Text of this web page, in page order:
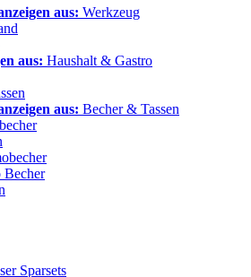
aus: Werkzeug
aus: Haushalt & Gastro
aus: Becher & Tassen
Becher
Sparsets